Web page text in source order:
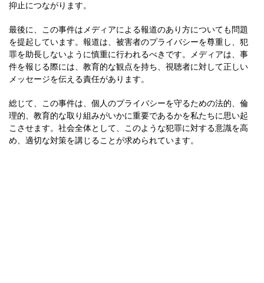
抑止につながります。
最後に、この事件はメディアによる報道のあり方についても問題
を提起しています。報道は、被害者のプライバシーを尊重し、犯
罪を助長しないように慎重に行われるべきです。メディアは、事
件を報じる際には、教育的な観点を持ち、視聴者に対して正しい
メッセージを伝える責任があります。
総じて、この事件は、個人のプライバシーを守るための法的、倫
理的、教育的な取り組みがいかに重要であるかを私たちに思い起
こさせます。社会全体として、このような犯罪に対する意識を高
め、適切な対策を講じることが求められています。